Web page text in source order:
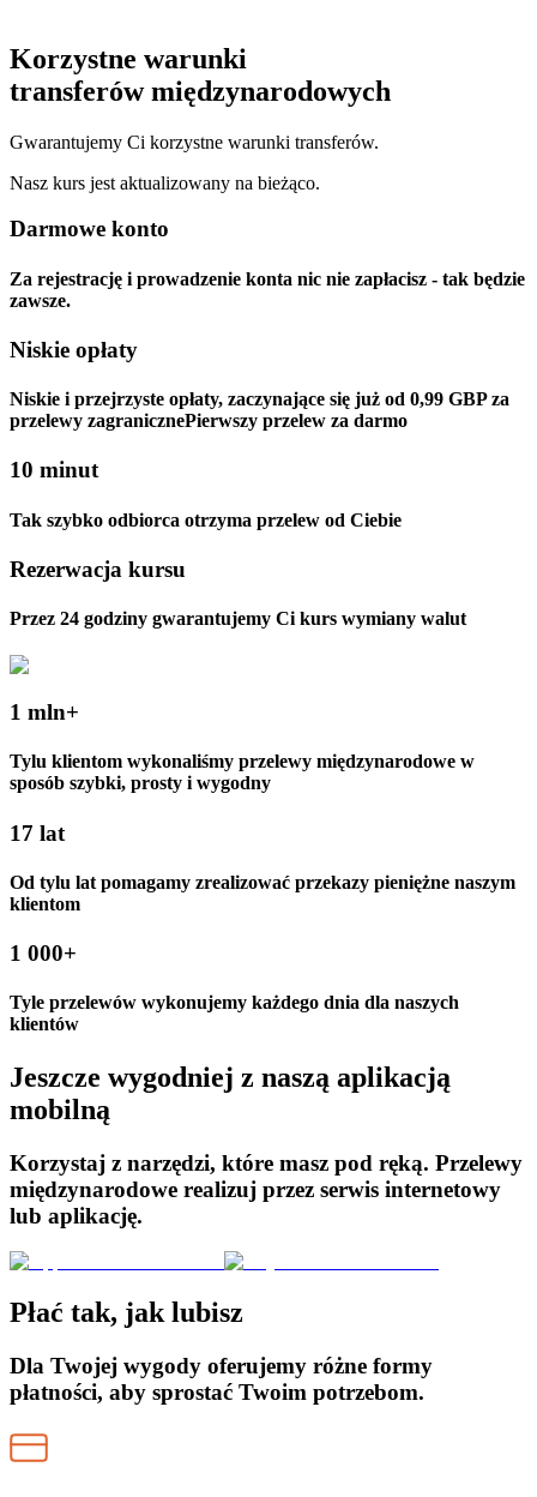
Korzystne warunki
transferów międzynarodowych
Gwarantujemy Ci korzystne warunki transferów.
Nasz kurs jest aktualizowany na bieżąco.
Darmowe konto
Za rejestrację i prowadzenie konta nic nie zapłacisz - tak będzie
zawsze.
Niskie opłaty
Niskie i przejrzyste opłaty, zaczynające się już od 0,99 GBP za
przelewy zagranicznePierwszy przelew za darmo
10 minut
Tak szybko odbiorca otrzyma przelew od Ciebie
Rezerwacja kursu
Przez 24 godziny gwarantujemy Ci kurs wymiany walut
1 mln+
Tylu klientom wykonaliśmy przelewy międzynarodowe w
sposób szybki, prosty i wygodny
17 lat
Od tylu lat pomagamy zrealizować przekazy pieniężne naszym
klientom
1 000+
Tyle przelewów wykonujemy każdego dnia dla naszych
klientów
Jeszcze wygodniej z naszą aplikacją
mobilną
Korzystaj z narzędzi, które masz pod ręką. Przelewy
międzynarodowe realizuj przez serwis internetowy
lub aplikację.
Płać tak, jak lubisz
Dla Twojej wygody oferujemy różne formy
płatności, aby sprostać Twoim potrzebom.